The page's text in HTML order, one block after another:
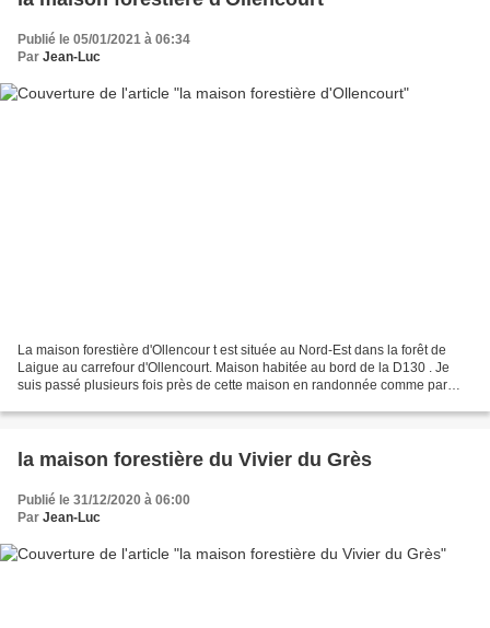
Publié le 05/01/2021 à 06:34
Par Jean-Luc
La maison forestière d'Ollencour t est située au Nord-Est dans la forêt de
Laigue au carrefour d'Ollencourt. Maison habitée au bord de la D130 . Je
suis passé plusieurs fois près de cette maison en randonnée comme par
la maison forestière du Vivier du Grès
Publié le 31/12/2020 à 06:00
Par Jean-Luc